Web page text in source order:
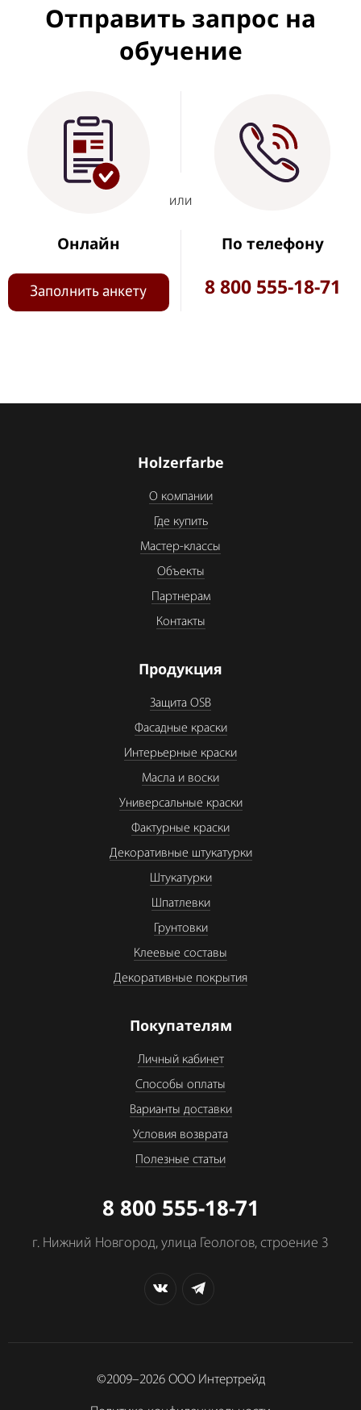
Отправить запрос на
обучение
Онлайн
Заполнить анкету
или
По телефону
8 800 555-18-71
Holzerfarbe
О компании
Где купить
Мастер-классы
Объекты
Партнерам
Контакты
Продукция
Защита OSB
Фасадные краски
Интерьерные краски
Масла и воски
Универсальные краски
Фактурные краски
Декоративные штукатурки
Штукатурки
Шпатлевки
Грунтовки
Клеевые составы
Декоративные покрытия
Покупателям
Личный кабинет
Способы оплаты
Варианты доставки
Условия возврата
Полезные статьи
8 800 555-18-71
г. Нижний Новгород, улица Геологов, строение 3
©2009–2026 ООО Интертрейд